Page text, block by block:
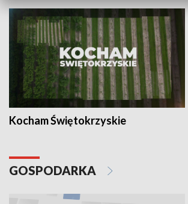
Kocham Świętokrzyskie
GOSPODARKA